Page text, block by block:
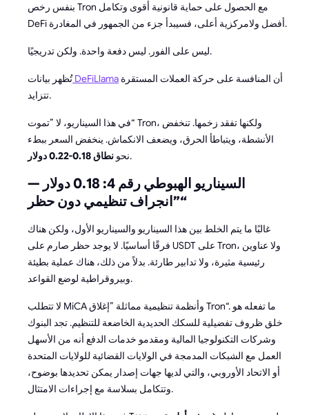
بنفس رخص Tron مع الحصول على حماية قانونية أقوى وتكامل
DeFi أفضل ولامركزية أعلى، فسيبدأ جزء من الجمهور في المغادرة.
ليس على الفور. ليس دفعة واحدة. ولكن تدريجيًا.
تُظهر بيانات DeFiLlama
تتزايد.
في هذا السيناريو، لا ”تموت“ Tron، ولكنها تفقد زخمها. تنخفض
الأنشطة، ويتباطأ الحرق، ويضعف الانكماش. ينخفض السعر ببطء
نحو نطاق 0.18-0.22 دولار .
السيناريو الهبوطي رقم 4: 0.18 دولار —
”انجراف تنظيمي دون حظر“
غالبًا ما يتم الخلط بين هذا السيناريو والسيناريو الأول، ولكن هناك
فرقًا أساسيًا. لا يوجد حظر صارم على USDT على Tron، ولا عناوين
رئيسية مثيرة، ولا تدابير طارئة. بدلاً من ذلك، هناك عملية بطيئة
وبيروقراطية لوضع القواعد.
لا تتطلب MiCA وأنظمة تنظيمية مماثلة ”إغلاق Tron“. ما تفعله هو
خلق ظروف تفضيلية للسكك الحديدية الخاضعة للتنظيم. تجد البنوك
وشركات التكنولوجيا المالية ومقدمو خدمات الدفع أنه من الأسهل
العمل مع الشبكات المدمجة في الولايات القضائية للولايات المتحدة
أو الاتحاد الأوروبي، والتي لديها جهات إصدار يمكن تحديدها بوضوح،
وتتكامل بسلاسة مع إجراءات الامتثال.